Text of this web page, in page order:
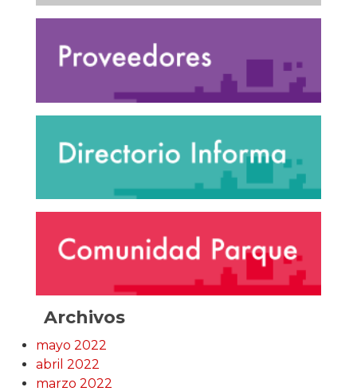
Archivos
mayo 2022
abril 2022
marzo 2022